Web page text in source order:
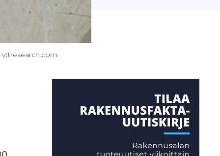
vttresearch.com